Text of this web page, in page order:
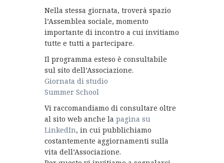
Nella stessa giornata, troverà spazio
l’Assemblea sociale, momento
importante di incontro a cui invitiamo
tutte e tutti a partecipare.
Il programma esteso è consultabile
sul sito dell’Associazione.
Giornata di studio
Summer School
Vi raccomandiamo di consultare oltre
al sito web anche la pagina su
LinkedIn, in cui pubblichiamo
costantemente aggiornamenti sulla
vita dell’Associazione.